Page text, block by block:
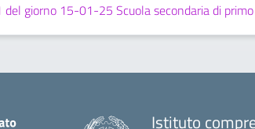
del giorno 15-01-25 Scuola secondaria di
Istituto